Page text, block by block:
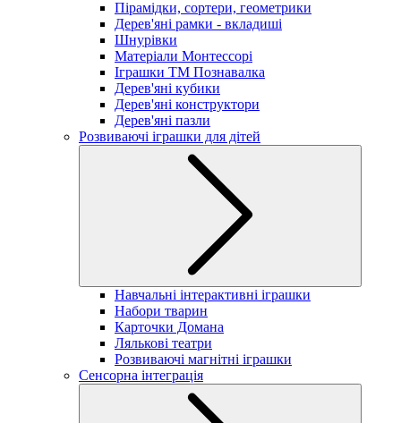
Пірамідки, сортери, геометрики
Дерев'яні рамки - вкладиші
Шнурівки
Матеріали Монтессорі
Іграшки ТМ Познавалка
Дерев'яні кубики
Дерев'яні конструктори
Дерев'яні пазли
Розвиваючі іграшки для дітей
Навчальні інтерактивні іграшки
Набори тварин
Карточки Домана
Лялькові театри
Розвиваючі магнітні іграшки
Сенсорна інтеграція